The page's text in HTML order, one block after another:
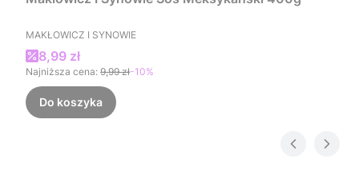
PRODUCENT
MAKŁOWICZ I SYNOWIE
Cena promocyjna
8,99 zł
Najniższa cena: 9,99 zł-10%
Do koszyka